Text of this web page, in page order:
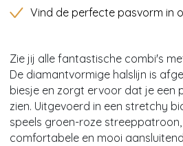
Vind de perfecte pasvorm in
Zie jij alle fantastische combi's
De diamantvormige halslijn is
biesje en zorgt ervoor dat je een
zien. Uitgevoerd in een stretchy
speels groen-roze
comfortabele en mooi